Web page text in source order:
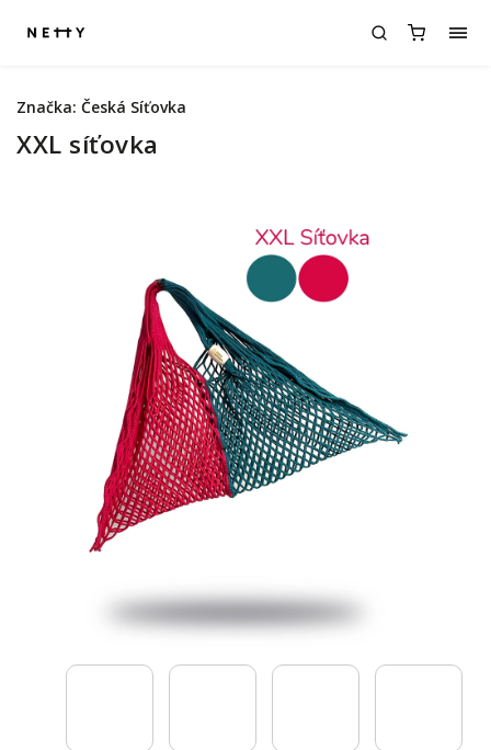
XXL síťovka
Značka: Česká Síťovka